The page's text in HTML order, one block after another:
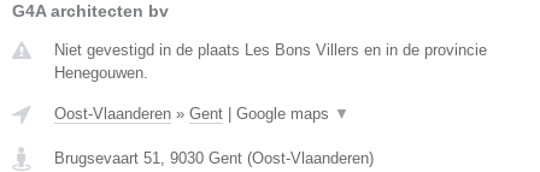
G4A architecten bv
Niet gevestigd in de plaats Les Bons Villers en in de provincie
Henegouwen.
Oost-Vlaanderen » Gent Google maps ▼
Brugsevaart 51, 9030 Gent (Oost-Vlaanderen)